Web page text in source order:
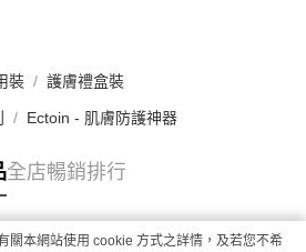
會安排重寄
1-4個工作天送達
裝 護膚禮盒裝
Ectoin - 肌膚防護神器
全店暢銷排行
關本網站使用 cookie 方式之詳情，及若您不希